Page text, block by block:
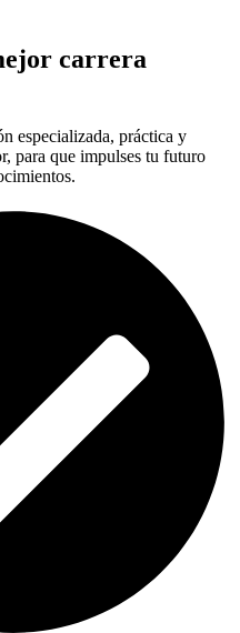
carrera
especializada, práctica y
para que impulses tu futuro